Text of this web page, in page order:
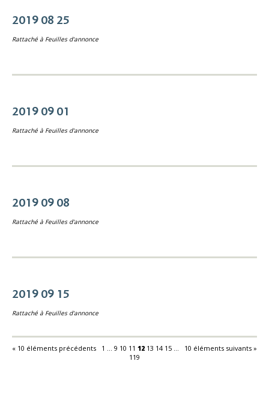
2019 08 25
Rattaché à Feuilles d'annonce
2019 09 01
Rattaché à Feuilles d'annonce
2019 09 08
Rattaché à Feuilles d'annonce
2019 09 15
Rattaché à Feuilles d'annonce
« 10 éléments précédents 10 éléments suivants »
1 ... 9 10 11 12 13 14 15 ...
119